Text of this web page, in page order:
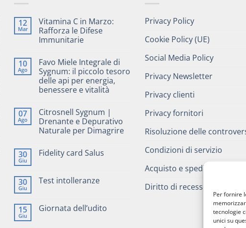
Per fornire
tecnologie
unici su
12
Mar
Vitamina C in Marzo:
Rafforza le Difese
Immunitarie
10
Ago
Favo Miele Integrale di
Sygnum: il piccolo tesoro
delle api per energia,
benessere e vitalità
07
Ago
Citrosnell Sygnum |
Drenante e Depurativo
Naturale per Dimagrire
30
Giu
Fidelity card Salus
30
Giu
Test intolleranze
15
Giu
Giornata dell’udito
Privacy Policy
Cookie Policy (UE)
Social Media Policy
Privacy Newsletter
Privacy clienti
Privacy fornitori
Risoluzione delle
Condizioni di servizio
Acquisto e spedizioni
Diritto di recesso